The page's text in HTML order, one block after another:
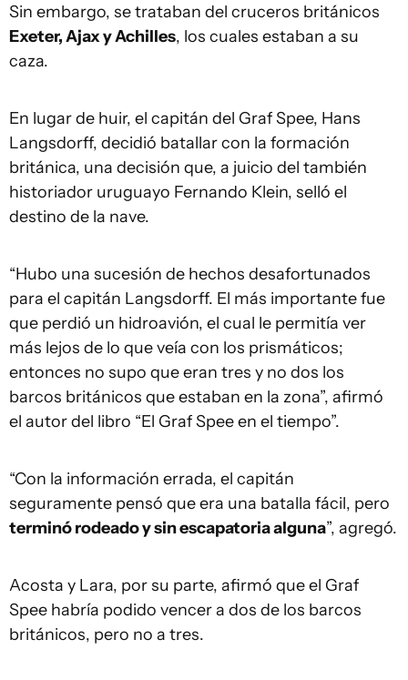
Sin embargo, se trataban del cruceros británicos
Exeter, Ajax y Achilles, los cuales estaban a su
caza.
En lugar de huir, el capitán del Graf Spee, Hans
Langsdorff, decidió batallar con la formación
británica, una decisión que, a juicio del también
historiador uruguayo Fernando Klein, selló el
destino de la nave.
“Hubo una sucesión de hechos desafortunados
para el capitán Langsdorff. El más importante fue
que perdió un hidroavión, el cual le permitía ver
más lejos de lo que veía con los prismáticos;
entonces no supo que eran tres y no dos los
barcos británicos que estaban en la zona”, afirmó
el autor del libro “El Graf Spee en el tiempo”.
“Con la información errada, el capitán
seguramente pensó que era una batalla fácil, pero
terminó rodeado y sin escapatoria alguna”, agregó.
Acosta y Lara, por su parte, afirmó que el Graf
Spee habría podido vencer a dos de los barcos
británicos, pero no a tres.